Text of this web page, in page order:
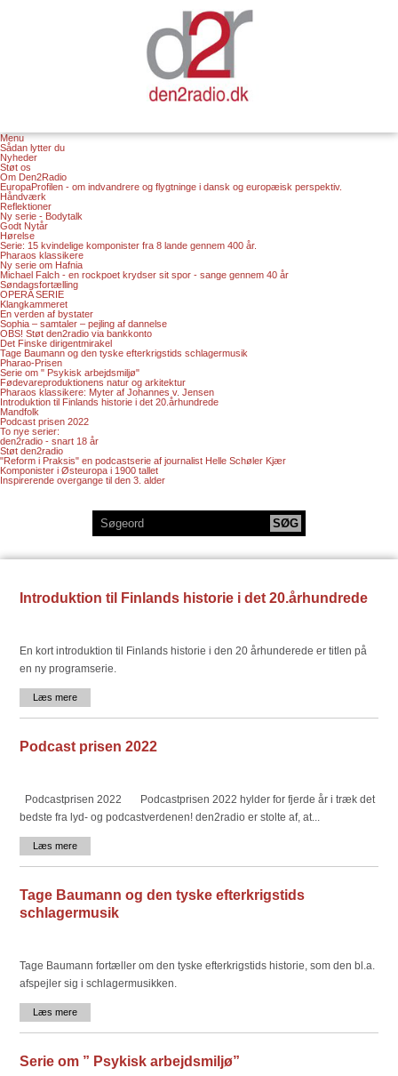
Menu
Sådan lytter du
Nyheder
Støt os
Om Den2Radio
EuropaProfilen - om indvandrere og flygtninge i dansk og europæisk perspektiv.
Håndværk
Reflektioner
Ny serie - Bodytalk
Godt Nytår
Hørelse
Serie: 15 kvindelige komponister fra 8 lande gennem 400 år.
Pharaos klassikere
Ny serie om Hafnia
Michael Falch - en rockpoet krydser sit spor - sange gennem 40 år
Søndagsfortælling
OPERA SERIE
Klangkammeret
En verden af bystater
Sophia – samtaler – pejling af dannelse
OBS! Støt den2radio via bankkonto
Det Finske dirigentmirakel
Tage Baumann og den tyske efterkrigstids schlagermusik
Pharao-Prisen
Serie om " Psykisk arbejdsmiljø"
Fødevareproduktionens natur og arkitektur
Pharaos klassikere: Myter af Johannes v. Jensen
Introduktion til Finlands historie i det 20.århundrede
Mandfolk
Podcast prisen 2022
To nye serier:
den2radio - snart 18 år
Støt den2radio
"Reform i Praksis" en podcastserie af journalist Helle Schøler Kjær
Komponister i Østeuropa i 1900 tallet
Inspirerende overgange til den 3. alder
Introduktion til Finlands historie i det 20.århundrede
En kort introduktion til Finlands historie i den 20 århunderede er titlen på
en ny programserie.
Læs mere
Podcast prisen 2022
Podcastprisen 2022 ​ Podcastprisen 2022 hylder for fjerde år i træk det
bedste fra lyd- og podcastverdenen! den2radio er stolte af, at...
Læs mere
Tage Baumann og den tyske efterkrigstids
schlagermusik
Tage Baumann fortæller om den tyske efterkrigstids historie, som den bl.a.
afspejler sig i schlagermusikken.
Læs mere
Serie om ” Psykisk arbejdsmiljø”